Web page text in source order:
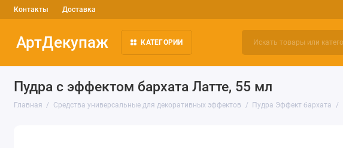
Контакты Доставка
АртДекупаж КАТЕГОРИИ
Пудра с эффектом бархата Латте, 55 мл
Главная Средства универсальные для декоративных эффектов Пудра Эффект бархата